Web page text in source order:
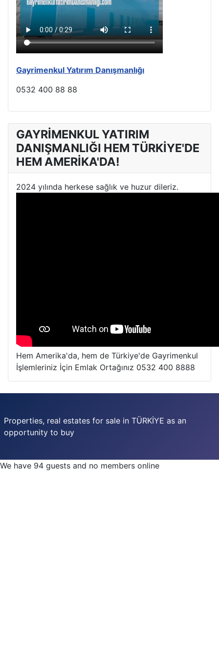
Gayrimenkul Yatırım Danışmanlığı
0532 400 88 88
GAYRİMENKUL YATIRIM
DANIŞMANLIĞI HEM TÜRKİYE'DE
HEM AMERİKA'DA!
2024 yılında herkese sağlık ve huzur dileriz.
Hem Amerika'da, hem de Türkiye'de Gayrimenkul
İşlemleriniz İçin Emlak Ortağınız 0532 400 8888
Properties, real estates for sale in TÜRKİYE as an
opportunity to buy
We have 94 guests and no members online